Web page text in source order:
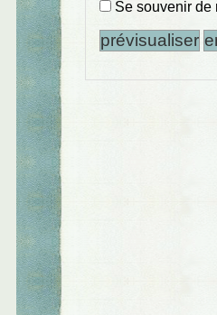
Se souvenir de